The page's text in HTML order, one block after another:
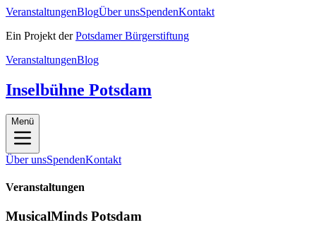
VeranstaltungenBlogÜber unsSpendenKontakt
Ein Projekt der Potsdamer Bürgerstiftung
VeranstaltungenBlog
Inselbühne Potsdam
Menü
Über unsSpendenKontakt
Veranstaltungen
MusicalMinds Potsdam